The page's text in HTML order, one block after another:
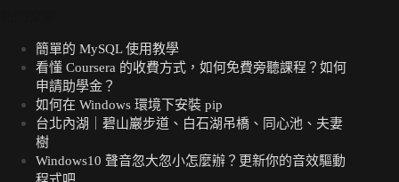
簡單的 MySQL 使用教學
看懂 Coursera 的收費方式，如何免費旁聽課程？如何
申請助學金？
如何在 Windows 環境下安裝 pip
台北內湖｜碧山巖步道、白石湖吊橋、同心池、夫妻
樹
Windows10 聲音忽大忽小怎麼辦？更新你的音效驅動